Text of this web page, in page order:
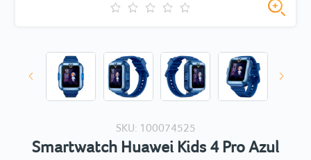
SKU: 100074525
Smartwatch Huawei Kids 4 Pro Azul